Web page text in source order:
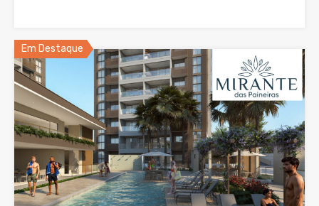
Em Destaque